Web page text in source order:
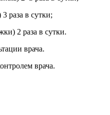
раза в сутки;
2 раза в сутки.
врача.
врача.